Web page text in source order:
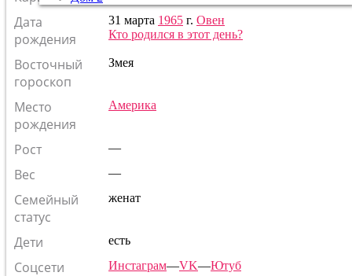
Дата
рождения
31 марта 1965 г. Овен
Кто родился в этот день?
Восточный
гороскоп
Змея
Место
рождения
Америка
Рост —
Вес —
Семейный
статус
женат
Дети есть
Соцсети Инстаграм—VK—Ютуб